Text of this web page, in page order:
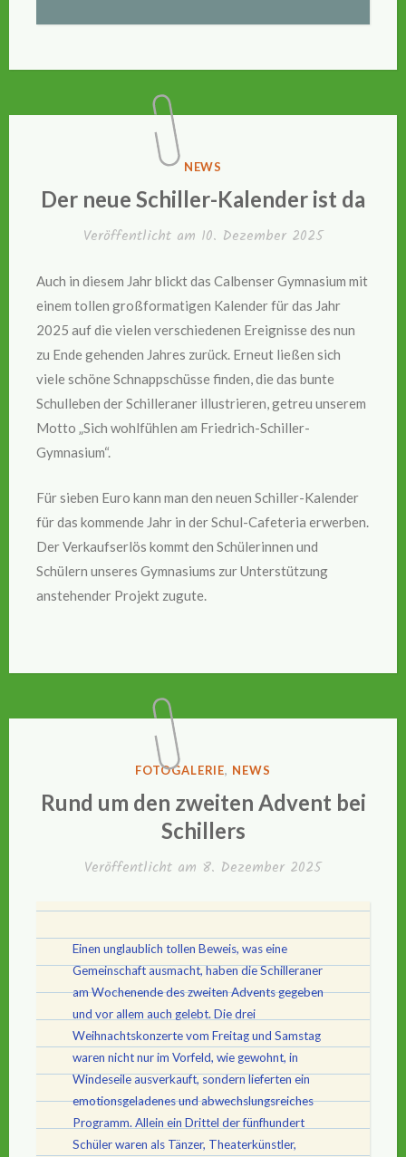
VERÖFFENTLICHT
NEWS
Der neue Schiller-Kalender ist da
Veröffentlicht am 10. Dezember 2025
Auch in diesem Jahr blickt das Calbenser Gymnasium mit
einem tollen großformatigen Kalender für das Jahr
2025 auf die vielen verschiedenen Ereignisse des nun
zu Ende gehenden Jahres zurück. Erneut ließen sich
viele schöne Schnappschüsse finden, die das bunte
Schulleben der Schilleraner illustrieren, getreu unserem
Motto „Sich wohlfühlen am Friedrich-Schiller-
Gymnasium“.
Für sieben Euro kann man den neuen Schiller-Kalender
für das kommende Jahr in der Schul-Cafeteria erwerben.
Der Verkaufserlös kommt den Schülerinnen und
Schülern unseres Gymnasiums zur Unterstützung
anstehender Projekt zugute.
VERÖFFENTLICHT
IN
FOTOGALERIE, NEWS
Rund um den zweiten Advent bei
Schillers
Veröffentlicht am 8. Dezember 2025
Einen unglaublich tollen Beweis, was eine
Gemeinschaft ausmacht, haben die Schilleraner
am Wochenende des zweiten Advents gegeben
und vor allem auch gelebt. Die drei
Weihnachtskonzerte vom Freitag und Samstag
waren nicht nur im Vorfeld, wie gewohnt, in
Windeseile ausverkauft, sondern lieferten ein
emotionsgeladenes und abwechslungsreiches
Programm. Allein ein Drittel der fünfhundert
Schüler waren als Tänzer, Theaterkünstler,